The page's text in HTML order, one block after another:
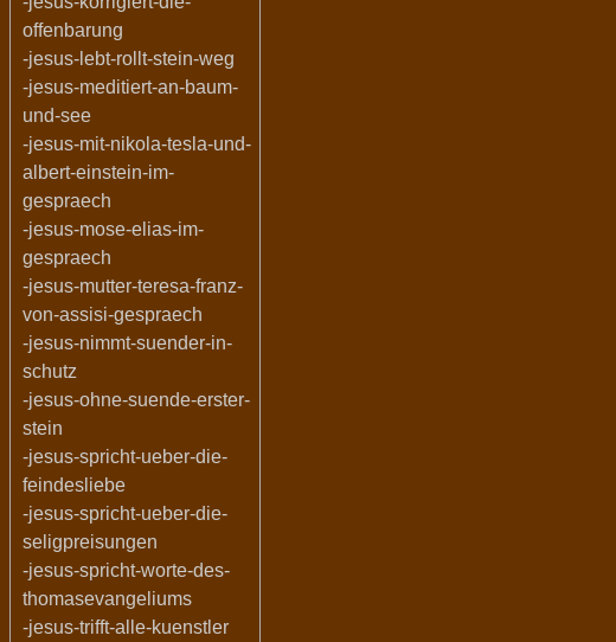
offenbarung
-jesus-lebt-rollt-stein-weg
-jesus-meditiert-an-baum-
und-see
-jesus-mit-nikola-tesla-und-
albert-einstein-im-
gespraech
-jesus-mose-elias-im-
gespraech
-jesus-mutter-teresa-franz-
von-assisi-gespraech
-jesus-nimmt-suender-in-
schutz
-jesus-ohne-suende-erster-
stein
-jesus-spricht-ueber-die-
feindesliebe
-jesus-spricht-ueber-die-
seligpreisungen
-jesus-spricht-worte-des-
thomasevangeliums
-jesus-trifft-alle-kuenstler